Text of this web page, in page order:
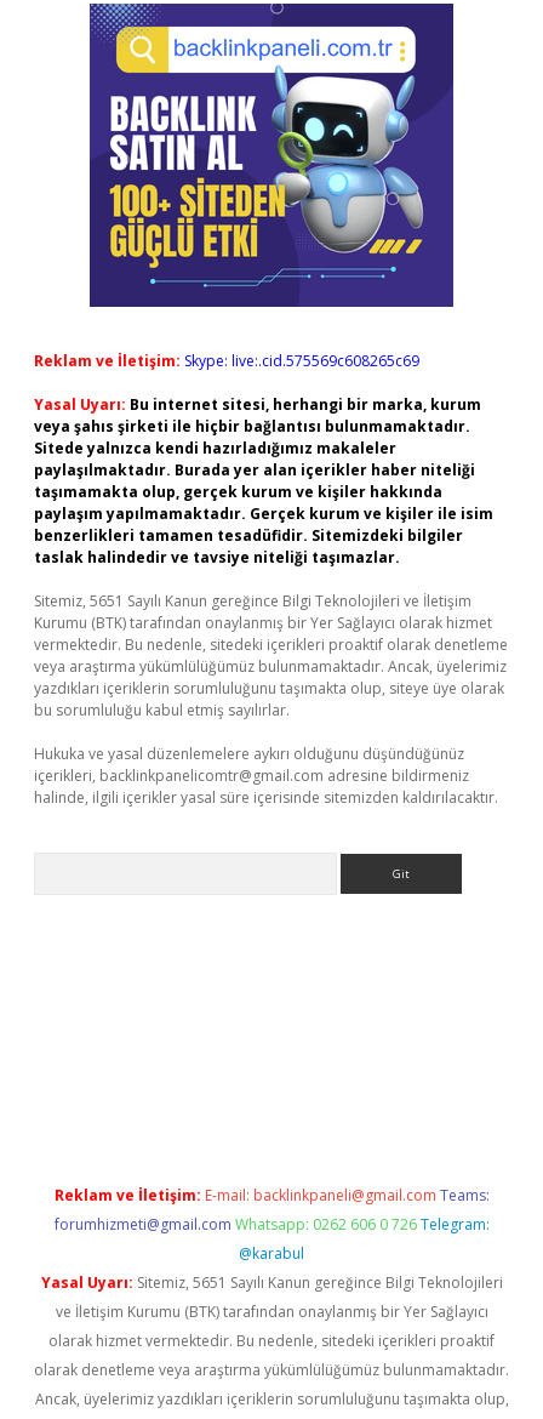
Reklam ve İletişim: Skype: live:.cid.575569c608265c69
Yasal Uyarı: Bu internet sitesi, herhangi bir marka, kurum
veya şahıs şirketi ile hiçbir bağlantısı bulunmamaktadır.
Sitede yalnızca kendi hazırladığımız makaleler
paylaşılmaktadır. Burada yer alan içerikler haber niteliği
taşımamakta olup, gerçek kurum ve kişiler hakkında
paylaşım yapılmamaktadır. Gerçek kurum ve kişiler ile isim
benzerlikleri tamamen tesadüfidir. Sitemizdeki bilgiler
taslak halindedir ve tavsiye niteliği taşımazlar.
Sitemiz, 5651 Sayılı Kanun gereğince Bilgi Teknolojileri ve İletişim
Kurumu (BTK) tarafından onaylanmış bir Yer Sağlayıcı olarak hizmet
vermektedir. Bu nedenle, sitedeki içerikleri proaktif olarak denetleme
veya araştırma yükümlülüğümüz bulunmamaktadır. Ancak, üyelerimiz
yazdıkları içeriklerin sorumluluğunu taşımakta olup, siteye üye olarak
bu sorumluluğu kabul etmiş sayılırlar.
Hukuka ve yasal düzenlemelere aykırı olduğunu düşündüğünüz
içerikleri, backlinkpanelicomtr@gmail.com adresine bildirmeniz
halinde, ilgili içerikler yasal süre içerisinde sitemizden kaldırılacaktır.
Reklam ve İletişim: E-mail: backlinkpaneli@gmail.com Teams:
forumhizmeti@gmail.com Whatsapp: 0262 606 0 726 Telegram:
@karabul
Yasal Uyarı: Sitemiz, 5651 Sayılı Kanun gereğince Bilgi Teknolojileri
ve İletişim Kurumu (BTK) tarafından onaylanmış bir Yer Sağlayıcı
olarak hizmet vermektedir. Bu nedenle, sitedeki içerikleri proaktif
olarak denetleme veya araştırma yükümlülüğümüz bulunmamaktadır.
Ancak, üyelerimiz yazdıkları içeriklerin sorumluluğunu taşımakta olup,